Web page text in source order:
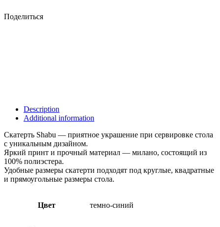
Поделиться
Description
Additional information
Скатерть Shabu — приятное украшение при сервировке стола
с уникальным дизайном.
Яркий принт и прочный материал — милано, состоящий из
100% полиэстера.
Удобные размеры скатерти подходят под круглые, квадратные
и прямоугольные размеры стола.
Цвет темно-синий